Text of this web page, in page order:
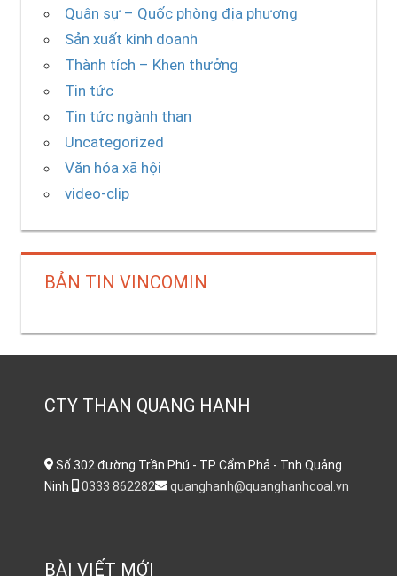
Quân sự – Quốc phòng địa phương
Sản xuất kinh doanh
Thành tích – Khen thưởng
Tin tức
Tin tức ngành than
Uncategorized
Văn hóa xã hội
video-clip
BẢN TIN VINCOMIN
CTY THAN QUANG HANH
Số 302 đường Trần Phú - TP Cẩm Phả - Tnh Quảng
Ninh
0333 862282 quanghanh@quanghanhcoal.vn
BÀI VIẾT MỚI